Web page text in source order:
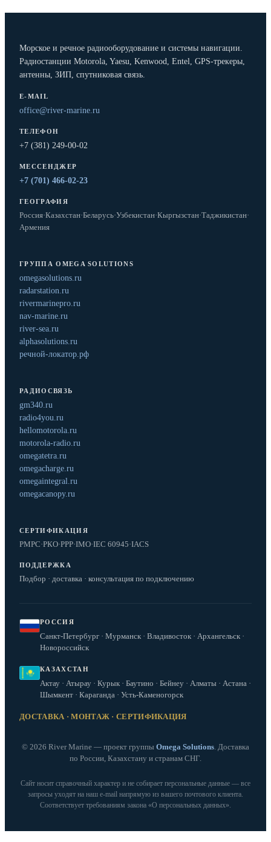
Морское и речное радиооборудование и системы навигации.
Радиостанции Motorola, Yaesu, Kenwood, Entel, GPS-трекеры,
антенны, ЗИП, спутниковая связь.
E-MAIL
office@river-marine.ru
ТЕЛЕФОН
+7 (381) 249-00-02
МЕССЕНДЖЕР
+7 (701) 466-02-23
ГЕОГРАФИЯ
Россия·Казахстан·Беларусь·Узбекистан·Кыргызстан·Таджикистан·
Армения
ГРУППА OMEGA SOLUTIONS
omegasolutions.ru
radarstation.ru
rivermarinepro.ru
nav-marine.ru
river-sea.ru
alphasolutions.ru
речной-локатор.рф
РАДИОСВЯЗЬ
gm340.ru
radio4you.ru
hellomotorola.ru
motorola-radio.ru
omegatetra.ru
omegacharge.ru
omegaintegral.ru
omegacanopy.ru
СЕРТИФИКАЦИЯ
РМРС·РКО·РРР·IMO·IEC 60945·IACS
ПОДДЕРЖКА
Подбор · доставка · консультация по подключению
РОССИЯ
Санкт-Петербург · Мурманск · Владивосток · Архангельск ·
Новороссийск
КАЗАХСТАН
Актау · Атырау · Курык · Баутино · Бейнеу · Алматы · Астана ·
Шымкент · Караганда · Усть-Каменогорск
ДОСТАВКА · МОНТАЖ · СЕРТИФИКАЦИЯ
© 2026 River Marine — проект группы Omega Solutions. Доставка
по России, Казахстану и странам СНГ.
Сайт носит справочный характер и не собирает персональные данные — все
запросы уходят на наш e‑mail напрямую из вашего почтового клиента.
Соответствует требованиям закона «О персональных данных».